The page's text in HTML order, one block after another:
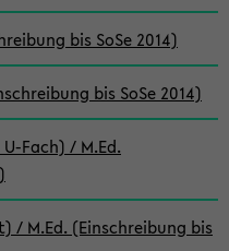
bis SoSe 2014)
bis SoSe 2014)
Fach) / M.Ed.
/ M.Ed. (Einschreibung bis